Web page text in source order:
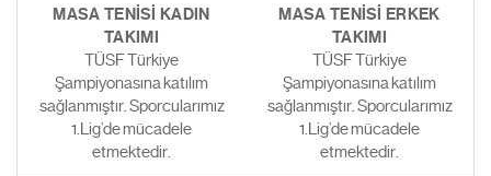
MASA TENİSİ KADIN
TAKIMI
TÜSF Türkiye
Şampiyonasına katılım
sağlanmıştır. Sporcularımız
1.Lig’de mücadele
etmektedir.
MASA TENİSİ ERKEK
TAKIMI
TÜSF Türkiye
Şampiyonasına katılım
sağlanmıştır. Sporcularımız
1.Lig’de mücadele
etmektedir.